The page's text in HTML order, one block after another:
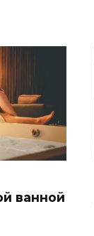
ванной